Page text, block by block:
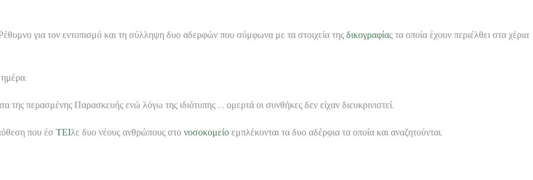
για τον εντοπισμό και τη σύλληψη δυο αδερφών που σύμφωνα με τα στοιχεία της δικογραφίας τα οποία έχουν περιέλθει στα χέρια
της περασμένης Παρασκευής ενώ λόγω της ιδιότυπης … ομερτά οι συνθήκες δεν είχαν διευκρινιστεί.
που έσ ΤΕΙλε δυο νέους ανθρώπους στο νοσοκομείο εμπλέκονται τα δυο αδέρφια τα οποία και αναζητούνται.